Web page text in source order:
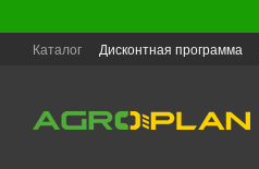
Каталог Дисконтная программа